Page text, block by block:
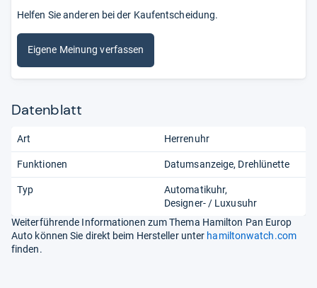
Helfen Sie anderen bei der Kaufentscheidung.
Eigene Meinung verfassen
Datenblatt
Art Herrenuhr
Funktionen Datumsanzeige Drehlünette
Typ
Automatikuhr
Designer- / Luxusuhr
Weiterführende Informationen zum Thema Hamilton Pan Europ
Auto können Sie direkt beim Hersteller unter hamiltonwatch.com
finden.